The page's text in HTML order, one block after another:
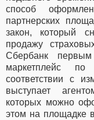
способ
партнерских
закон, который
продажу
Сбербанк
маркетплейс
соответствии с
выступает
которых можно
этом на площадке